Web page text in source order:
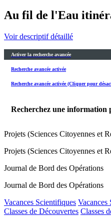
Au fil de l'Eau
Voir descriptif détaillé
Activer la recherche avancée
Recherche avancée activée
Recherche avancée activée (Cliquer pour
Recherchez une information
Projets (Sciences Citoyennes et
Projets (Sciences Citoyennes et
Journal de Bord des Opérations
Journal de Bord des Opérations
Vacances Scientifiques Vacances
Classes de Découvertes Classes